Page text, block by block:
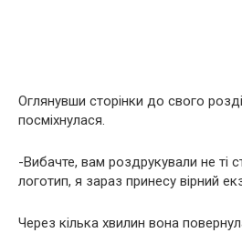
Оглянувши сторінки до свого
посміхнулася.
-Вибачте, вам роздрукували не ті
логотип, я зараз принесу вірний
Через кілька хвилин вона